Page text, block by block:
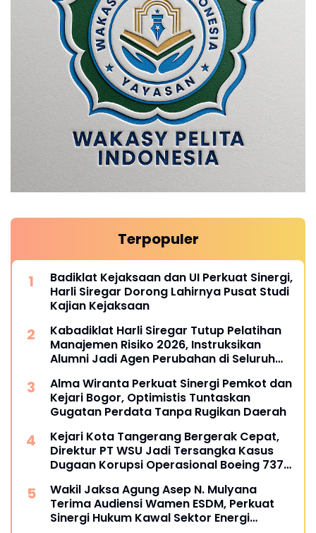
Terpopuler
Badiklat Kejaksaan dan UI Perkuat Sinergi,
Harli Siregar Dorong Lahirnya Pusat Studi
Kajian Kejaksaan
Kabadiklat Harli Siregar Tutup Pelatihan
Manajemen Risiko 2026, Instruksikan
Alumni Jadi Agen Perubahan di Seluruh
Alma Wiranta Perkuat Sinergi Pemkot dan
Kejari Bogor, Optimistis Tuntaskan
Gugatan Perdata Tanpa Rugikan Daerah
Kejari Kota Tangerang Bergerak Cepat,
Direktur PT WSU Jadi Tersangka Kasus
Dugaan Korupsi Operasional Boeing 737-
Wakil Jaksa Agung Asep N. Mulyana
Terima Audiensi Wamen ESDM, Perkuat
Sinergi Hukum Kawal Sektor Energi